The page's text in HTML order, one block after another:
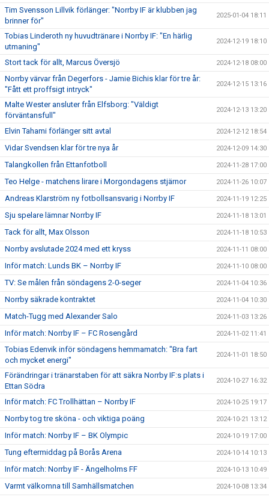
Tim Svensson Lillvik förlänger: "Norrby IF är klubben jag
brinner för"
2025-01-04 18:11
Tobias Linderoth ny huvudtränare i Norrby IF: "En härlig
utmaning"
2024-12-19 18:10
Stort tack för allt, Marcus Översjö 2024-12-18 08:00
Norrby värvar från Degerfors - Jamie Bichis klar för tre år:
"Fått ett proffsigt intryck"
2024-12-15 13:16
Malte Wester ansluter från Elfsborg: "Väldigt
förväntansfull"
2024-12-13 13:20
Elvin Tahami förlänger sitt avtal 2024-12-12 18:54
Vidar Svendsen klar för tre nya år 2024-12-09 14:30
Talangkollen från Ettanfotboll 2024-11-28 17:00
Teo Helge - matchens lirare i Morgondagens stjärnor 2024-11-26 10:07
Andreas Klarström ny fotbollsansvarig i Norrby IF 2024-11-19 12:25
Sju spelare lämnar Norrby IF 2024-11-18 13:01
Tack för allt, Max Olsson 2024-11-18 10:53
Norrby avslutade 2024 med ett kryss 2024-11-11 08:00
Inför match: Lunds BK – Norrby IF 2024-11-10 08:00
TV: Se målen från söndagens 2-0-seger 2024-11-04 10:36
Norrby säkrade kontraktet 2024-11-04 10:30
Match-Tugg med Alexander Salo 2024-11-03 13:26
Inför match: Norrby IF – FC Rosengård 2024-11-02 11:41
Tobias Edenvik inför söndagens hemmamatch: "Bra fart
och mycket energi"
2024-11-01 18:50
Förändringar i tränarstaben för att säkra Norrby IF:s plats i
Ettan Södra
2024-10-27 16:32
Inför match: FC Trollhättan – Norrby IF 2024-10-25 19:17
Norrby tog tre sköna - och viktiga poäng 2024-10-21 13:12
Inför match: Norrby IF – BK Olympic 2024-10-19 17:00
Tung eftermiddag på Borås Arena 2024-10-14 10:13
Inför match: Norrby IF - Ängelholms FF 2024-10-13 10:49
Varmt välkomna till Samhällsmatchen 2024-10-08 13:34